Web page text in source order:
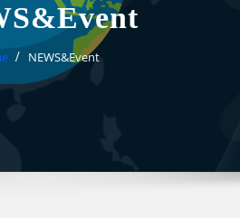
NEWS&Event